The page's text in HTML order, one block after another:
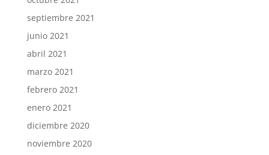
septiembre 2021
junio 2021
abril 2021
marzo 2021
febrero 2021
enero 2021
diciembre 2020
noviembre 2020